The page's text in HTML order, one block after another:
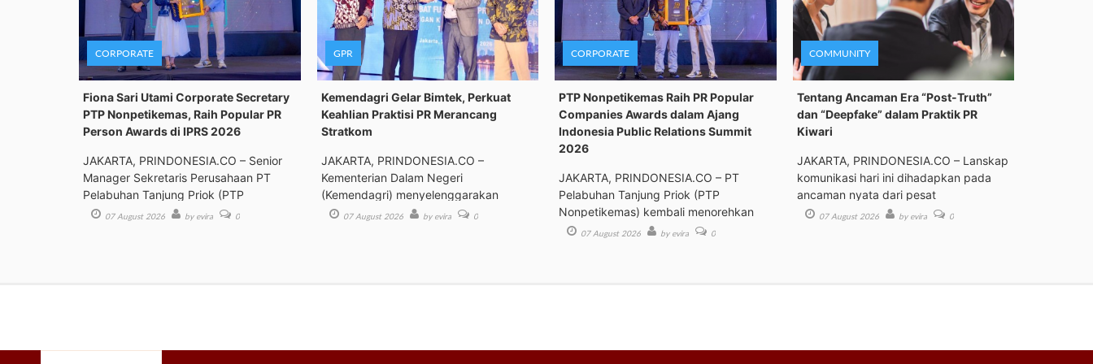
CORPORATE
Fiona Sari Utami Corporate Secretary
PTP Nonpetikemas, Raih Popular PR
Person Awards di IPRS 2026
JAKARTA, PRINDONESIA.CO – Senior
Manager Sekretaris Perusahaan PT
Pelabuhan Tanjung Priok (PTP
07 August 2026 by evira 0
GPR
Kemendagri Gelar Bimtek, Perkuat
Keahlian Praktisi PR Merancang
Stratkom
JAKARTA, PRINDONESIA.CO –
Kementerian Dalam Negeri
(Kemendagri) menyelenggarakan
Bimbingan Tek
07 August 2026 by evira 0
CORPORATE
PTP Nonpetikemas Raih PR Popular
Companies Awards dalam Ajang
Indonesia Public Relations Summit
2026
JAKARTA, PRINDONESIA.CO – PT
Pelabuhan Tanjung Priok (PTP
Nonpetikemas) kembali menorehkan
pre 07 August 2026 by evira 0
COMMUNITY
Tentang Ancaman Era “Post-Truth”
dan “Deepfake” dalam Praktik PR
Kiwari
JAKARTA, PRINDONESIA.CO – Lanskap
komunikasi hari ini dihadapkan pada
ancaman nyata dari pesat
07 August 2026 by evira 0